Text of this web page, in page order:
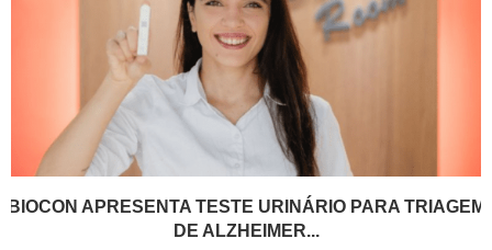
BIOCON APRESENTA TESTE URINÁRIO PARA TRIAGEM
DE ALZHEIMER...